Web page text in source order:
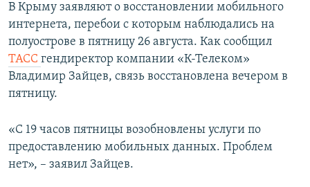
Все сайты RFE/RL
В Крыму заявляют о восстановлении мобильного
интернета, перебои с которым наблюдались на
полуострове в пятницу 26 августа. Как сообщил
ТАСС гендиректор компании «К-Телеком»
Владимир Зайцев, связь восстановлена вечером в
пятницу.
«С 19 часов пятницы возобновлены услуги по
предоставлению мобильных данных. Проблем
нет», – заявил Зайцев.